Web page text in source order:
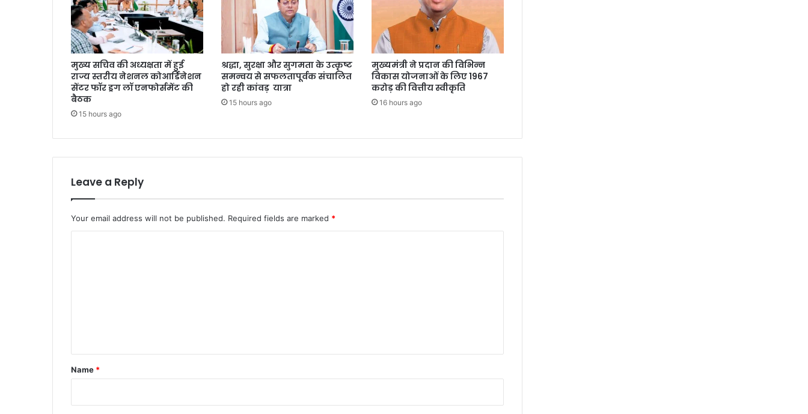
मुख्य सचिव की अध्यक्षता में हुई
राज्य स्तरीय नेशनल कोआर्डिनेशन
सेंटर फॉर ड्रग लॉ एनफोर्समेंट की
बैठक
15 hours ago
श्रद्धा, सुरक्षा और सुगमता के उत्कृष्ट
समन्वय से सफलतापूर्वक संचालित
हो रही कांवड़ यात्रा
15 hours ago
मुख्यमंत्री ने प्रदान की विभिन्न
विकास योजनाओं के लिए 1967
करोड़ की वित्तीय स्वीकृति
16 hours ago
Leave a Reply
Your email address will not be published. Required fields are marked *
*
Name *